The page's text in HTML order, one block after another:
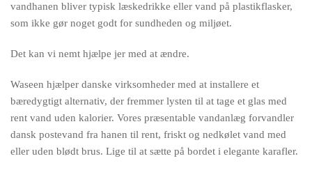
vandhanen bliver typisk læskedrikke eller vand på plastikflasker,
som ikke gør noget godt for sundheden og miljøet.
Det kan vi nemt hjælpe jer med at ændre.
Waseen hjælper danske virksomheder med at installere et
bæredygtigt alternativ, der fremmer lysten til at tage et glas med
rent vand uden kalorier. Vores præsentable vandanlæg forvandler
dansk postevand fra hanen til rent, friskt og nedkølet vand med
eller uden blødt brus. Lige til at sætte på bordet i elegante karafler.